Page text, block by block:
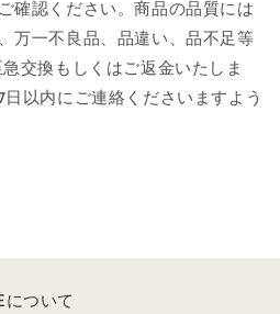
確認ください。商品の品質には
万一不良品、品違い、品不足等
交換もしくはご返金いたしま
以内にご連絡くださいますよう
ついて